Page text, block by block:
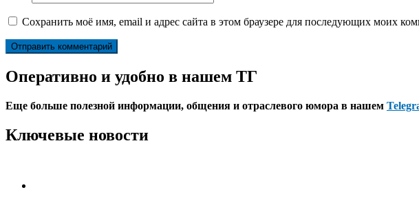
Сохранить моё имя, email и адрес сайта в этом браузере для последующих моих
Оперативно и удобно в нашем ТГ
Еще больше полезной информации, общения и отраслевого юмора в нашем
Ключевые новости